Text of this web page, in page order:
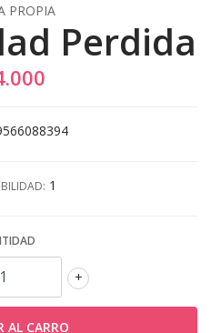
PROPIA
Perdida
1
+